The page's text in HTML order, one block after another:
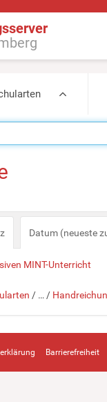
Datum (neueste
MINT-Unterricht
/ … /
Barrierefreiheit